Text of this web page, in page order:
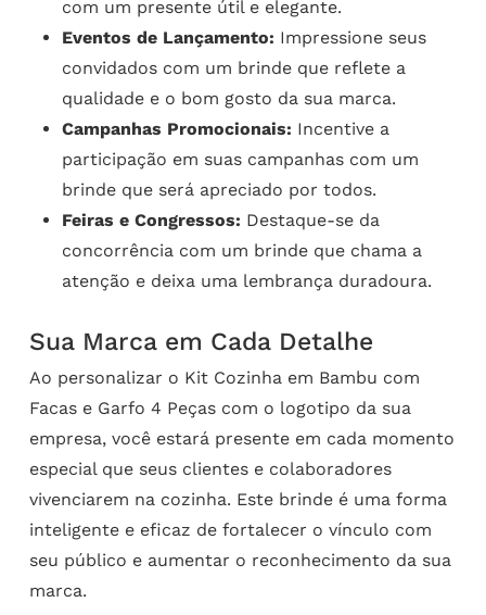
com um presente útil e elegante.
Eventos de Lançamento: Impressione seus
convidados com um brinde que reflete a
qualidade e o bom gosto da sua marca.
Campanhas Promocionais: Incentive a
participação em suas campanhas com um
brinde que será apreciado por todos.
Feiras e Congressos: Destaque-se da
concorrência com um brinde que chama a
atenção e deixa uma lembrança duradoura.
Sua Marca em Cada Detalhe
Ao personalizar o Kit Cozinha em Bambu com
Facas e Garfo 4 Peças com o logotipo da sua
empresa, você estará presente em cada momento
especial que seus clientes e colaboradores
vivenciarem na cozinha. Este brinde é uma forma
inteligente e eficaz de fortalecer o vínculo com
seu público e aumentar o reconhecimento da sua
marca.